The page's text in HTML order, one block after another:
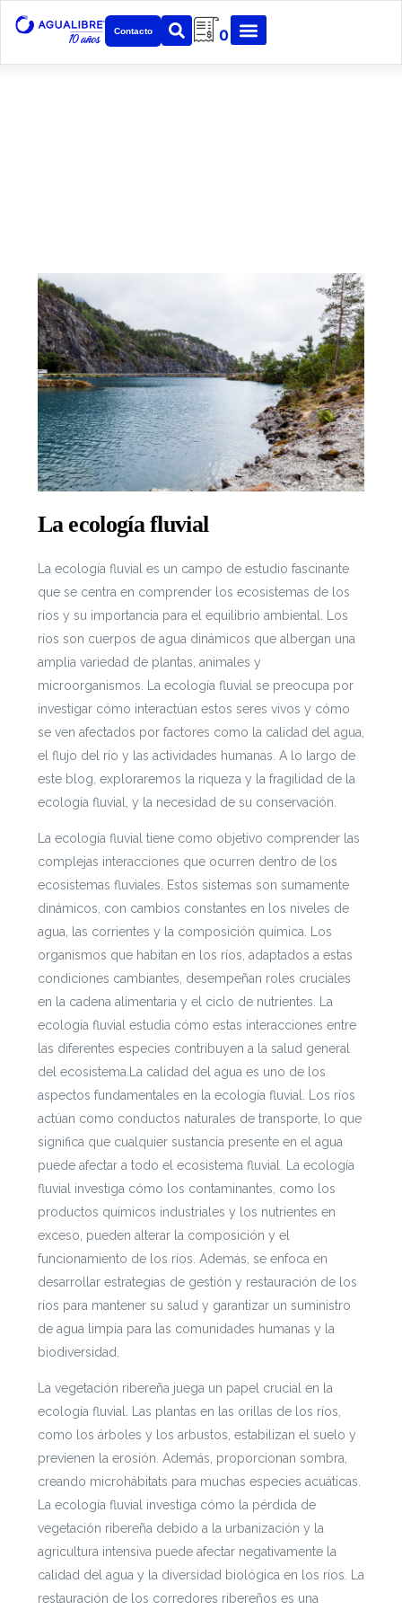
Contacto 0
La ecología fluvial
La ecología fluvial es un campo de estudio fascinante
que se centra en comprender los ecosistemas de los
ríos y su importancia para el equilibrio ambiental. Los
ríos son cuerpos de agua dinámicos que albergan una
amplia variedad de plantas, animales y
microorganismos. La ecología fluvial se preocupa por
investigar cómo interactúan estos seres vivos y cómo
se ven afectados por factores como la calidad del agua,
el flujo del río y las actividades humanas. A lo largo de
este blog, exploraremos la riqueza y la fragilidad de la
ecología fluvial, y la necesidad de su conservación.
La ecología fluvial tiene como objetivo comprender las
complejas interacciones que ocurren dentro de los
ecosistemas fluviales. Estos sistemas son sumamente
dinámicos, con cambios constantes en los niveles de
agua, las corrientes y la composición química. Los
organismos que habitan en los ríos, adaptados a estas
condiciones cambiantes, desempeñan roles cruciales
en la cadena alimentaria y el ciclo de nutrientes. La
ecología fluvial estudia cómo estas interacciones entre
las diferentes especies contribuyen a la salud general
del ecosistema.La calidad del agua es uno de los
aspectos fundamentales en la ecología fluvial. Los ríos
actúan como conductos naturales de transporte, lo que
significa que cualquier sustancia presente en el agua
puede afectar a todo el ecosistema fluvial. La ecología
fluvial investiga cómo los contaminantes, como los
productos químicos industriales y los nutrientes en
exceso, pueden alterar la composición y el
funcionamiento de los ríos. Además, se enfoca en
desarrollar estrategias de gestión y restauración de los
ríos para mantener su salud y garantizar un suministro
de agua limpia para las comunidades humanas y la
biodiversidad.
La vegetación ribereña juega un papel crucial en la
ecología fluvial. Las plantas en las orillas de los ríos,
como los árboles y los arbustos, estabilizan el suelo y
previenen la erosión. Además, proporcionan sombra,
creando microhábitats para muchas especies acuáticas.
La ecología fluvial investiga cómo la pérdida de
vegetación ribereña debido a la urbanización y la
agricultura intensiva puede afectar negativamente la
calidad del agua y la diversidad biológica en los ríos. La
restauración de los corredores ribereños es una